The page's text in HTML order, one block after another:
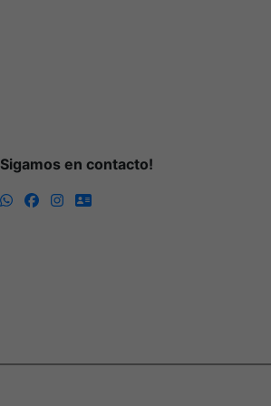
Sigamos en contacto!